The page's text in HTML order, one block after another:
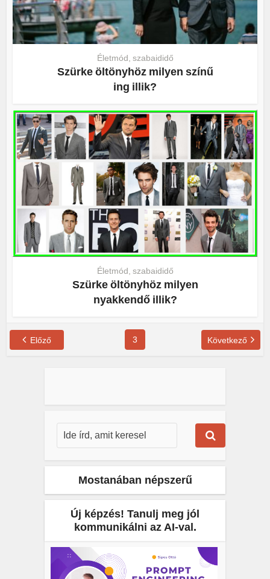
Életmód, szabaididő
Szürke öltönyhöz milyen színű
ing illik?
Életmód, szabaididő
Szürke öltönyhöz milyen
nyakkendő illik?
Előző 3 Következő
Mostanában népszerű
Új képzés! Tanulj meg jól
kommunikálni az AI-val.